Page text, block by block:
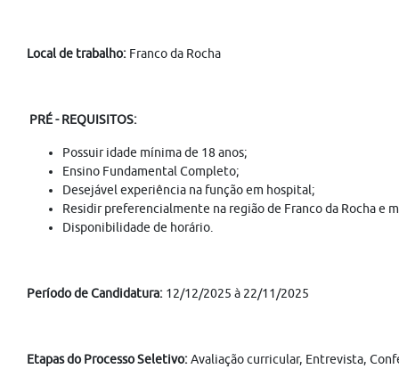
Local de trabalho: Franco da Rocha
PRÉ - REQUISITOS:
Possuir idade mínima de 18 anos;
Ensino Fundamental Completo;
Desejável experiência na função em hospital;
Residir preferencialmente na região de Franco da Rocha e
Disponibilidade de horário.
Período de Candidatura: 12/12/2025 à 22/11/2025
Etapas do Processo Seletivo:Avaliação curricular, Entrevista,